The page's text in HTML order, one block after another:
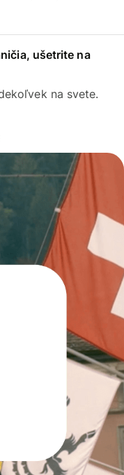
ušetrite na
na svete.